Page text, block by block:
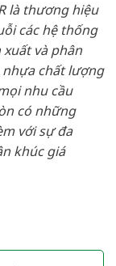
là thương hiệu
các hệ thống
xuất và phân
chất lượng
nhu cầu
có những
với sự đa
khúc giá